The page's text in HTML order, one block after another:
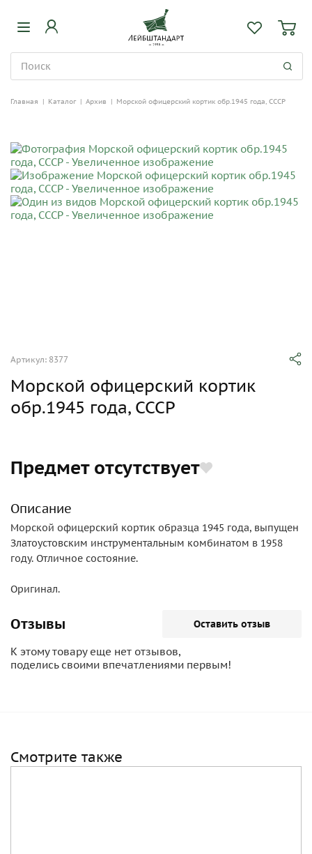
Главная | Каталог | Архив | Морской офицерский кортик обр.1945 года, СССР
Артикул: 8377
Морской офицерский кортик
обр.1945 года, СССР
Предмет отсутствует
Описание
Морской офицерский кортик образца 1945 года, выпущен
Златоустовским инструментальным комбинатом в 1958
году. Отличное состояние.
Оригинал.
Отзывы Оставить отзыв
К этому товару еще нет отзывов,
поделись своими впечатлениями первым!
Смотрите также